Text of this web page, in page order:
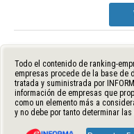
Todo el contenido de ranking-
empresas procede de la base de
tratada y suministrada por
información de empresas que
como un elemento más a
y no debe por tanto determinar las